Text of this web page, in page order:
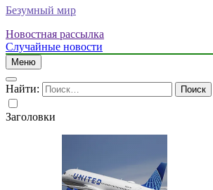
Безумный мир
Новостная рассылка
Случайные новости
Меню
Найти:
Заголовки